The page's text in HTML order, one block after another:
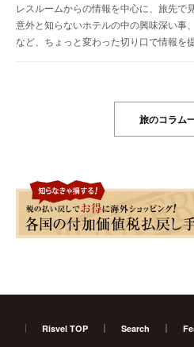
レスルームからの情報を中心に、旅先で
意外と知らないホテルの中の興味深い事
など、ちょっと変わった切り口で情報を
旅のコラム
Risvel TOP Search